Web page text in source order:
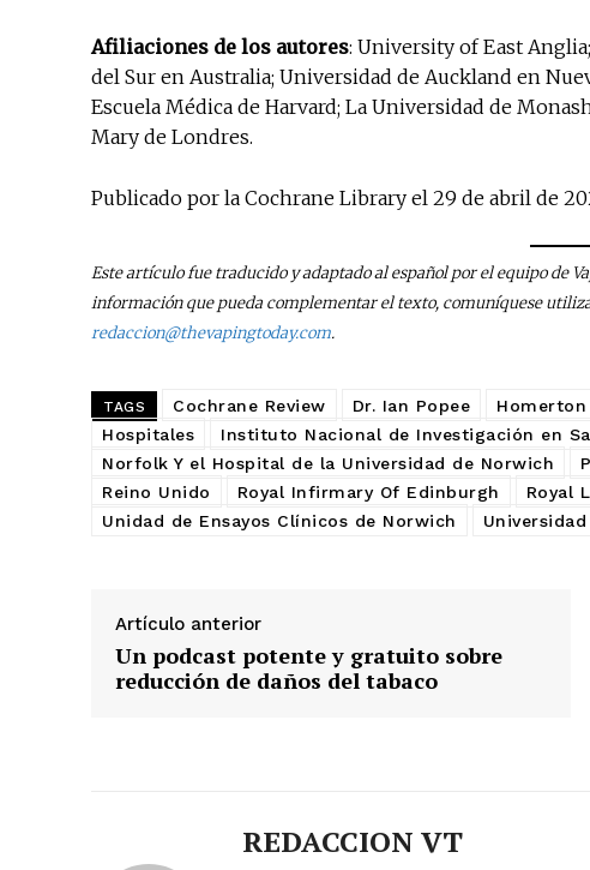
Afiliaciones de los autores: University of East
del Sur en Australia; Universidad de Auckland en
Escuela Médica de Harvard; La Universidad de
Mary de Londres.
Publicado por la Cochrane Library el 29 de abril de
Este artículo fue traducido y adaptado al español por el equipo de
información que pueda complementar el texto, comuníquese
redaccion@thevapingtoday.com.
TAGS Cochrane Review Dr. Ian Popee
Hospitales
Instituto Nacional de Investigación en
Norfolk Y el Hospital de la Universidad de Norwich
Reino Unido
Royal Infirmary Of Edinburgh
Royal
Unidad de Ensayos Clínicos de Norwich
Artículo anterior
Un podcast potente y gratuito sobre
reducción de daños del tabaco
REDACCION VT